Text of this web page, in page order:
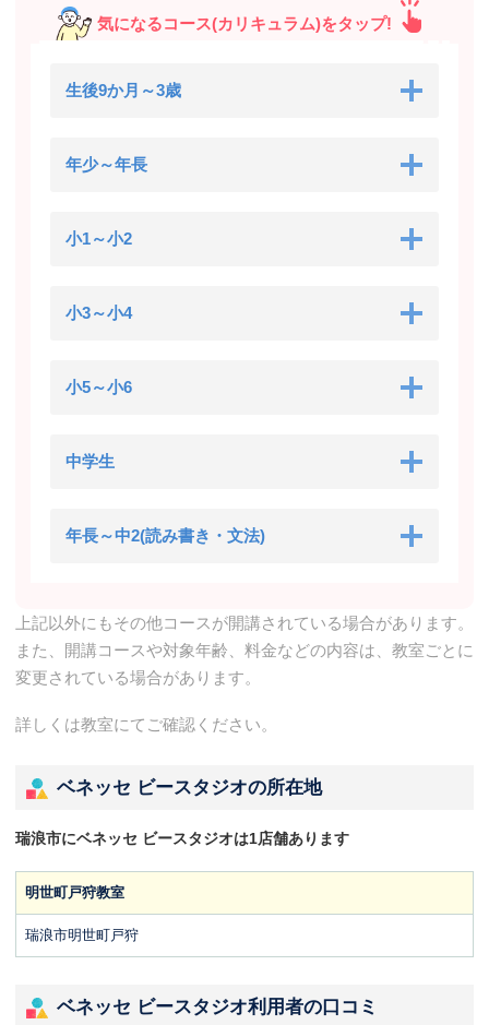
気になるコース(カリキュラム)をタップ!
生後9か月～3歳
年少～年長
小1～小2
小3～小4
小5～小6
中学生
年長～中2(読み書き・文法)
上記以外にもその他コースが開講されている場合があります。
また、開講コースや対象年齢、料金などの内容は、教室ごとに
変更されている場合があります。
詳しくは教室にてご確認ください。
ベネッセ ビースタジオの所在地
瑞浪市にベネッセ ビースタジオは1店舗あります
明世町戸狩教室
瑞浪市明世町戸狩
ベネッセ ビースタジオ利用者の口コミ